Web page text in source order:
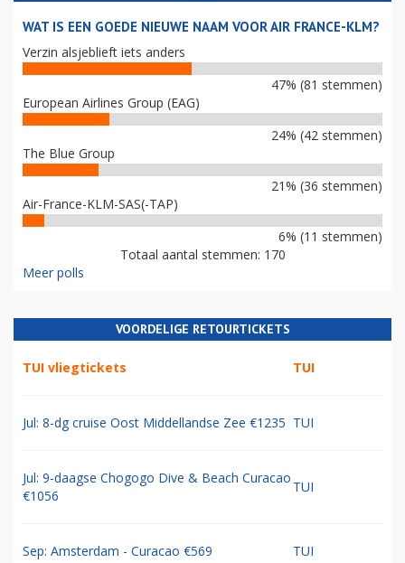
WAT IS EEN GOEDE NIEUWE NAAM VOOR AIR FRANCE-KLM?
Verzin alsjeblieft iets anders
47% (81 stemmen)
European Airlines Group (EAG)
24% (42 stemmen)
The Blue Group
21% (36 stemmen)
Air-France-KLM-SAS(-TAP)
6% (11 stemmen)
Totaal aantal stemmen: 170
Meer polls
VOORDELIGE RETOURTICKETS
TUI vliegtickets TUI
Jul: 8-dg cruise Oost Middellandse Zee €1235 TUI
Jul: 9-daagse Chogogo Dive & Beach Curacao
€1056
TUI
Sep: Amsterdam - Curacao €569 TUI